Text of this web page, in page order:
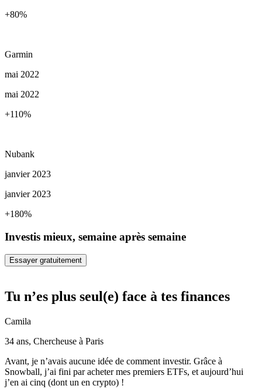
+80%
Garmin
mai 2022
mai 2022
+110%
Nubank
janvier 2023
janvier 2023
+180%
Investis mieux, semaine après semaine
Essayer gratuitement
Tu n’es plus seul(e) face à tes finances
Camila
34 ans, Chercheuse à Paris
Avant, je n’avais aucune idée de comment investir. Grâce à
Snowball, j’ai fini par acheter mes premiers ETFs, et aujourd’hui
j’en ai cinq (dont un en crypto) !